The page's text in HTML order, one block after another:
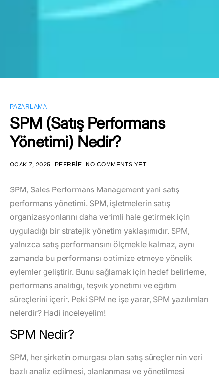
PAZARLAMA
SPM (Satış Performans
Yönetimi) Nedir?
OCAK 7, 2025 PEERBIE NO COMMENTS YET
SPM, Sales Performans Management yani satış
performans yönetimi. SPM, işletmelerin satış
organizasyonlarını daha verimli hale getirmek için
uyguladığı bir stratejik yönetim yaklaşımıdır. SPM,
yalnızca satış performansını ölçmekle kalmaz, aynı
zamanda bu performansı optimize etmeye yönelik
eylemler geliştirir. Bunu sağlamak için hedef belirleme,
performans analitiği, teşvik yönetimi ve eğitim
süreçlerini içerir. Peki SPM ne işe yarar, SPM yazılımları
nelerdir? Hadi inceleyelim!
SPM Nedir?
SPM, her şirketin omurgası olan satış süreçlerinin veri
bazlı analiz edilmesi, planlanması ve yönetilmesi